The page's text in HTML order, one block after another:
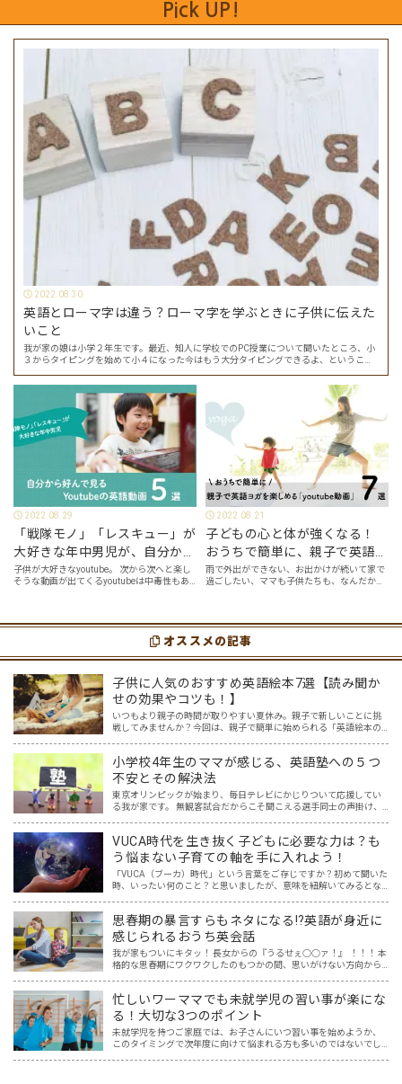
Pick UP!
2022.08.30
英語とローマ字は違う？ローマ字を学ぶときに子供に伝えた
いこと
我が家の娘は小学２年生です。最近、知人に学校でのPC授業について聞いたところ、小
３からタイピングを始めて小４になった今はもう大分タイピングできるよ、ということ
で…
2022.08.29
「戦隊モノ」「レスキュー」が
大好きな年中男児が、自分から
好んで見るyoutube英語動画５
選
子供が大好きなyoutube。 次から次へと楽し
そうな動画が出てくるyoutubeは中毒性もあ
youtubeやゲーム、アプリだ…
2022.08.21
子どもの心と体が強くなる！
おうちで簡単に、親子で英語ヨ
ガを楽しめる「youtube動画」
７選
雨で外出ができない、お出かけが続いて家で
過ごしたい、ママも子供たちも、なんだか疲
スメの「youtube動画」を紹介します…
オススメの記事
子供に人気のおすすめ英語絵本7選【読み聞か
せの効果やコツも！】
いつもより親子の時間が取りやすい夏休み。親子で新しいことに挑
戦してみませんか？今回は、親子で簡単に始められる「英語絵本の
小学校4年生のママが感じる、英語塾への５つ
不安とその解決法
東京オリンピックが始まり、毎日テレビにかじりついて応援してい
る我が家です。 無観客試合だからこそ聞こえる選手同士の声掛け、
VUCA時代を生き抜く子どもに必要な力は？も
う悩まない子育ての軸を手に入れよう！
「VUCA（ブーカ）時代」という言葉をご存じですか？初めて聞いた
時、いったい何のこと？と思いましたが、意味を紐解いてみるとな
思春期の暴言すらもネタになる⁉英語が身近に
感じられるおうち英会話
我が家もついにキタッ！ 長女からの『うるせぇ○○ァ！』 ！！！ 本
格的な思春期にワクワクしたのもつかの間、思いがけない方向から
忙しいワーママでも未就学児の習い事が楽にな
る！大切な3つのポイント
未就学児を持つご家庭では、お子さんにいつ習い事を始めようか、
このタイミングで次年度に向けて悩まれる方も多いのではないでし